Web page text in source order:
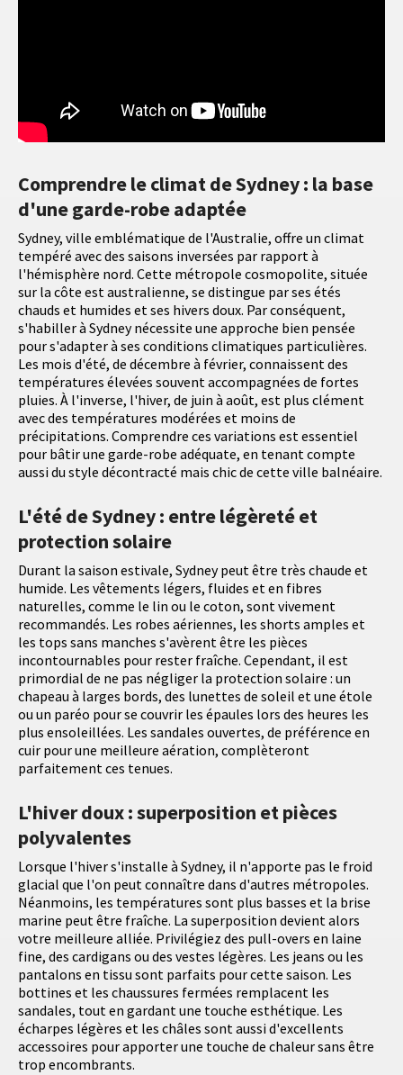
Comprendre le climat de Sydney : la base
d'une garde-robe adaptée
Sydney, ville emblématique de l'Australie, offre un climat
tempéré avec des saisons inversées par rapport à
l'hémisphère nord. Cette métropole cosmopolite, située
sur la côte est australienne, se distingue par ses étés
chauds et humides et ses hivers doux. Par conséquent,
s'habiller à Sydney nécessite une approche bien pensée
pour s'adapter à ses conditions climatiques particulières.
Les mois d'été, de décembre à février, connaissent des
températures élevées souvent accompagnées de fortes
pluies. À l'inverse, l'hiver, de juin à août, est plus clément
avec des températures modérées et moins de
précipitations. Comprendre ces variations est essentiel
pour bâtir une garde-robe adéquate, en tenant compte
aussi du style décontracté mais chic de cette ville balnéaire.
L'été de Sydney : entre légèreté et
protection solaire
Durant la saison estivale, Sydney peut être très chaude et
humide. Les vêtements légers, fluides et en fibres
naturelles, comme le lin ou le coton, sont vivement
recommandés. Les robes aériennes, les shorts amples et
les tops sans manches s'avèrent être les pièces
incontournables pour rester fraîche. Cependant, il est
primordial de ne pas négliger la protection solaire : un
chapeau à larges bords, des lunettes de soleil et une étole
ou un paréo pour se couvrir les épaules lors des heures les
plus ensoleillées. Les sandales ouvertes, de préférence en
cuir pour une meilleure aération, complèteront
parfaitement ces tenues.
L'hiver doux : superposition et pièces
polyvalentes
Lorsque l'hiver s'installe à Sydney, il n'apporte pas le froid
glacial que l'on peut connaître dans d'autres métropoles.
Néanmoins, les températures sont plus basses et la brise
marine peut être fraîche. La superposition devient alors
votre meilleure alliée. Privilégiez des pull-overs en laine
fine, des cardigans ou des vestes légères. Les jeans ou les
pantalons en tissu sont parfaits pour cette saison. Les
bottines et les chaussures fermées remplacent les
sandales, tout en gardant une touche esthétique. Les
écharpes légères et les châles sont aussi d'excellents
accessoires pour apporter une touche de chaleur sans être
trop encombrants.